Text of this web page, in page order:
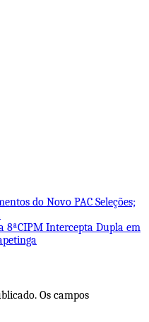
do Novo PAC Seleções;
8ªCIPM Intercepta Dupla em
Os campos